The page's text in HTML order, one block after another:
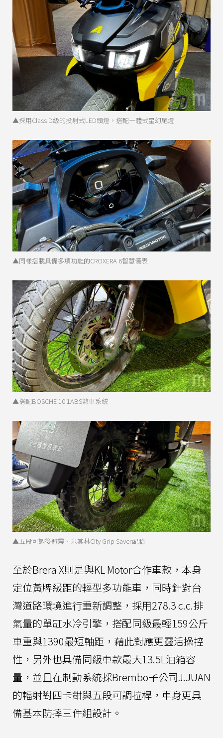
▲採用Class D級的投射式LED頭燈，搭配一體式星幻尾燈
▲同樣搭載具備多項功能的CROXERA 6智慧儀表
▲搭配BOSCHE 10.1ABS煞車系統
▲五段可調後避震、米其林City Grip Saver配胎
至於Brera X則是與KL Motor合作車款，本身
定位黃牌級距的輕型多功能車，同時針對台
灣道路環境進行重新調整，採用278.3 c.c.排
氣量的單缸水冷引擎，搭配同級最輕159公斤
車重與1390最短軸距，藉此對應更靈活操控
性，另外也具備同級車款最大13.5L油箱容
量，並且在制動系統採Brembo子公司J.JUAN
的輻射對四卡鉗與五段可調拉桿，車身更具
備基本防摔三件組設計。